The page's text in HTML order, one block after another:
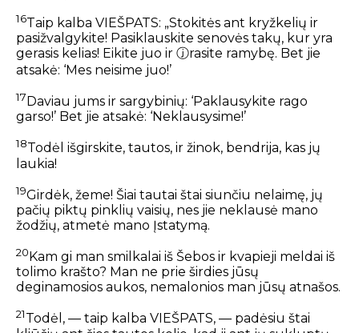
16Taip kalba VIEŠPATS: „Stokitės ant kryžkelių ir
pasižvalgykite! Pasiklauskite senovės takų, kur yra
gerasis kelias! Eikite juo ir ⓙrasite ramybę. Bet jie
atsakė: ‘Mes neisime juo!’
17 Daviau jums ir sargybinių: ‘Paklausykite rago
garso!’ Bet jie atsakė: ‘Neklausysime!’
18Todėl išgirskite, tautos, ir žinok, bendrija, kas jų
laukia!
19Girdėk, žeme! Šiai tautai štai siunčiu nelaimę, jų
pačių piktų pinklių vaisių, nes jie neklausė mano
žodžių, atmetė mano Įstatymą.
20 Kam gi man smilkalai iš Šebos ir kvapieji meldai iš
tolimo krašto? Man ne prie širdies jūsų
deginamosios aukos, nemalonios man jūsų atnašos.
21Todėl, — taip kalba VIEŠPATS, — padėsiu štai